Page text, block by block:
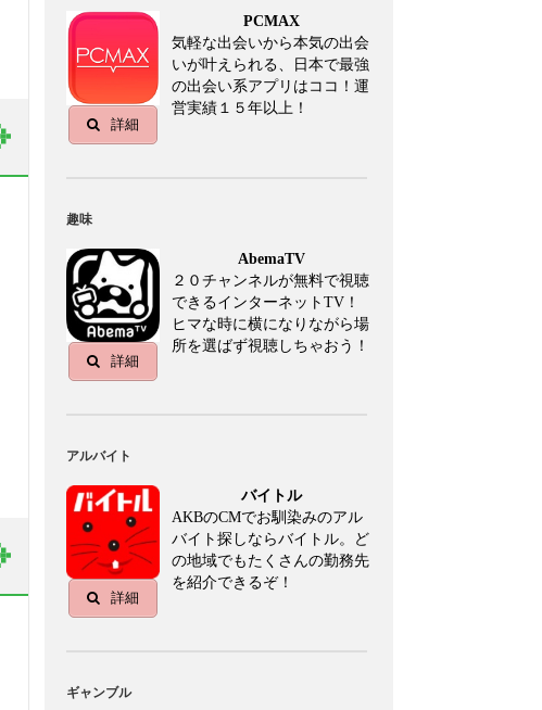
詳細
PCMAX
気軽な出会いから本気の出会
いが叶えられる、日本で最強
の出会い系アプリはココ！運
営実績１５年以上！
趣味
詳細
AbemaTV
２０チャンネルが無料で視聴
できるインターネットTV！
ヒマな時に横になりながら場
所を選ばず視聴しちゃおう！
アルバイト
詳細
バイトル
AKBのCMでお馴染みのアル
バイト探しならバイトル。ど
の地域でもたくさんの勤務先
を紹介できるぞ！
ギャンブル